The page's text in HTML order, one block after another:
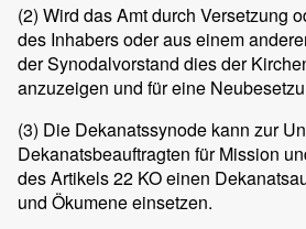
(2) Wird das Amt durch Versetzung
des Inhabers oder aus einem
der Synodalvorstand dies der
anzuzeigen und für eine
(3) Die Dekanatssynode kann zur
Dekanatsbeauftragten für Mission
des Artikels 22 KO einen
und Ökumene einsetzen.